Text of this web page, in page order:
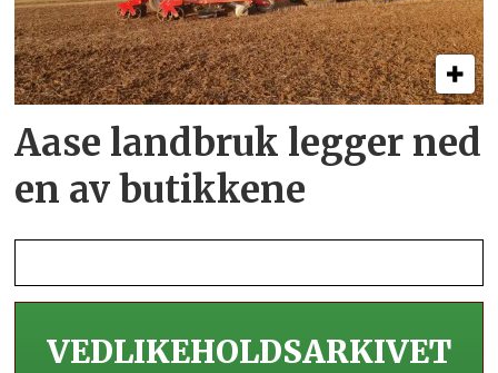
Aase landbruk legger ned
en av butikkene
VEDLIKEHOLDS­ARKIVET